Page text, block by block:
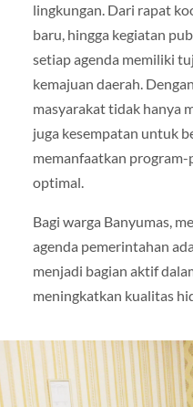
lingkungan. Dari rapat
baru, hingga kegiatan
setiap agenda memiliki
kemajuan daerah.
masyarakat tidak hanya
juga kesempatan untuk
memanfaatkan
optimal.
Bagi warga Banyumas,
agenda pemerintahan
menjadi bagian aktif
meningkatkan kualitas